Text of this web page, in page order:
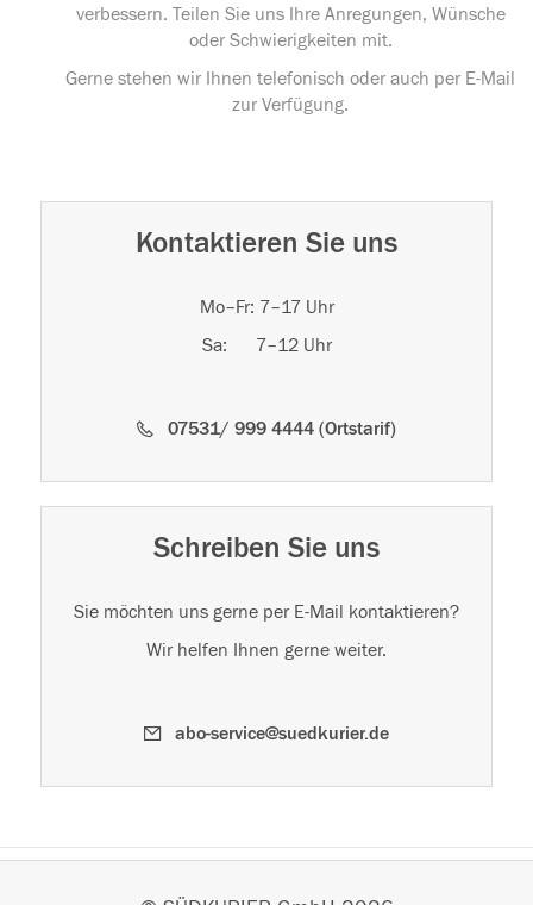
verbessern. Teilen Sie uns Ihre Anregungen, Wünsche
oder Schwierigkeiten mit.
Gerne stehen wir Ihnen telefonisch oder auch per E-Mail
zur Verfügung.
Kontaktieren Sie uns
Mo–Fr: 7–17 Uhr
Sa: 7–12 Uhr
07531/ 999 4444 (Ortstarif)
Schreiben Sie uns
Sie möchten uns gerne per E-Mail kontaktieren?
Wir helfen Ihnen gerne weiter.
abo-service@suedkurier.de